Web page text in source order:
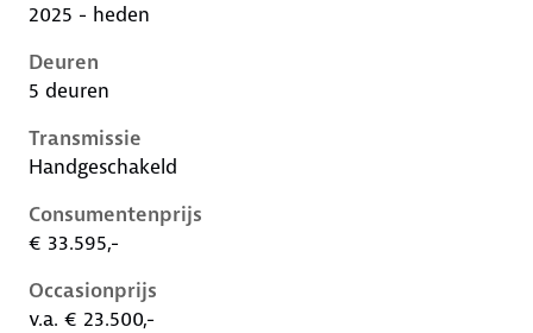
2025 - heden
Deuren
5 deuren
Transmissie
Handgeschakeld
Consumentenprijs
€ 33.595,-
Occasionprijs
v.a. € 23.500,-